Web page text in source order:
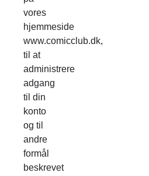
vores
hjemmeside
www.comicclub.dk,
til at
administrere
adgang
til din
konto
og til
andre
formål
beskrevet